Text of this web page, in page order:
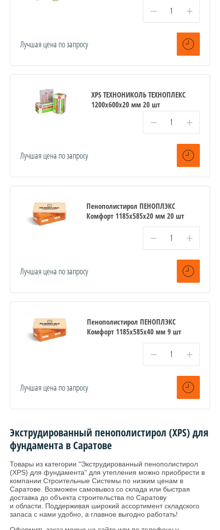
− +
Лучшая цена по запросу
XPS ТЕХНОНИКОЛЬ ТЕХНОПЛЕКС
1200х600х20 мм 20 шт
− +
Лучшая цена по запросу
Пенополистирол ПЕНОПЛЭКС
Комфорт 1185х585х20 мм 20 шт
− +
Лучшая цена по запросу
Пенополистирол ПЕНОПЛЭКС
Комфорт 1185х585х40 мм 9 шт
− +
Лучшая цена по запросу
Экструдированный пенополистирол (XPS) для
фундамента в Саратове
Товары из категории "Экструдированный пенополистирол
(XPS) для фундамента" для утепления можно приобрести в
компании Строительные Системы по низким ценам в
Саратове. Возможен самовывоз со склада или быстрая
доставка до объекта строительства по Саратову
и области. Поддерживая широкий ассортимент складского
запаса с нами удобно, а главное выгодно работать!